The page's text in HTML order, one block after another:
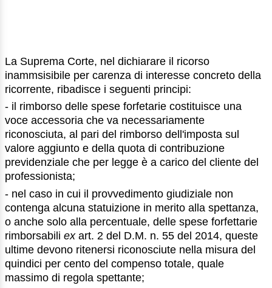
La Suprema Corte, nel dichiarare il ricorso
inammsisibile per carenza di interesse concreto della
ricorrente, ribadisce i seguenti principi:
- il rimborso delle spese forfetarie costituisce una
voce accessoria che va necessariamente
riconosciuta, al pari del rimborso dell'imposta sul
valore aggiunto e della quota di contribuzione
previdenziale che per legge è a carico del cliente del
professionista;
- nel caso in cui il provvedimento giudiziale non
contenga alcuna statuizione in merito alla spettanza,
o anche solo alla percentuale, delle spese forfettarie
rimborsabili ex art. 2 del D.M. n. 55 del 2014, queste
ultime devono ritenersi riconosciute nella misura del
quindici per cento del compenso totale, quale
massimo di regola spettante;